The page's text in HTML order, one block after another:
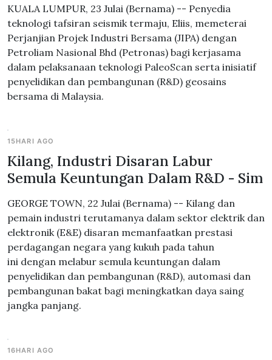
KUALA LUMPUR, 23 Julai (Bernama) -- Penyedia
teknologi tafsiran seismik termaju, Eliis, memeterai
Perjanjian Projek Industri Bersama (JIPA) dengan
Petroliam Nasional Bhd (Petronas) bagi kerjasama
dalam pelaksanaan teknologi PaleoScan serta inisiatif
penyelidikan dan pembangunan (R&D) geosains
bersama di Malaysia.
15HARI AGO
Kilang, Industri Disaran Labur
Semula Keuntungan Dalam R&D - Sim
GEORGE TOWN, 22 Julai (Bernama) -- Kilang dan
pemain industri terutamanya dalam sektor elektrik dan
elektronik (E&E) disaran memanfaatkan prestasi
perdagangan negara yang kukuh pada tahun
ini dengan melabur semula keuntungan dalam
penyelidikan dan pembangunan (R&D), automasi dan
pembangunan bakat bagi meningkatkan daya saing
jangka panjang.
16HARI AGO